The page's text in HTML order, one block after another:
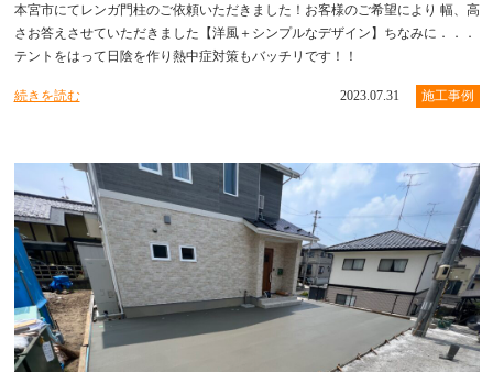
本宮市にてレンガ門柱のご依頼いただきました！お客様のご希望により 幅、高
さお答えさせていただきました【洋風＋シンプルなデザイン】ちなみに．．．
テントをはって日陰を作り熱中症対策もバッチリです！！
続きを読む 2023.07.31 施工事例